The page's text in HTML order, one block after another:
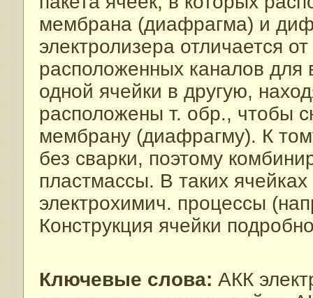
мембрана (диафрагма) и
электролизера отличается
расположенных каналов для
одной ячейки в другую,
расположены т. обр., чтобы
мембрану (диафрагму). К
без сварки, поэтому
пластмассы. В таких
электрохимич. процессы
Конструкция ячейки
Ключевые слова: АКК